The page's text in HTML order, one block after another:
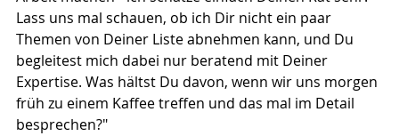
Lass uns mal schauen, ob ich Dir nicht ein paar
Themen von Deiner Liste abnehmen kann, und Du
begleitest mich dabei nur beratend mit Deiner
Expertise. Was hältst Du davon, wenn wir uns morgen
früh zu einem Kaffee treffen und das mal im Detail
besprechen?"